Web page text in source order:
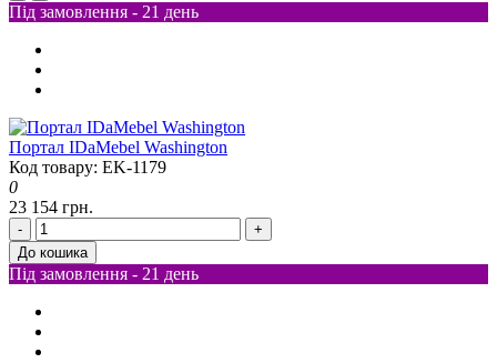
Під замовлення - 21 день
Портал IDaMebel Washington
Код товару: EK-1179
0
23 154 грн.
-
+
До кошика
Під замовлення - 21 день